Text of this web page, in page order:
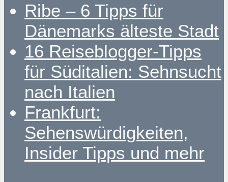
Ribe – 6 Tipps für
Dänemarks älteste Stadt
16 Reiseblogger-Tipps
für Süditalien: Sehnsucht
nach Italien
Frankfurt:
Sehenswürdigkeiten,
Insider Tipps und mehr